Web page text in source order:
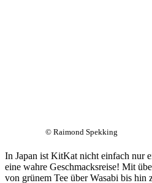
© Raimond Spekking
In Japan ist KitKat nicht einfach nur
eine wahre Geschmacksreise! Mit
von grünem Tee über Wasabi bis hin